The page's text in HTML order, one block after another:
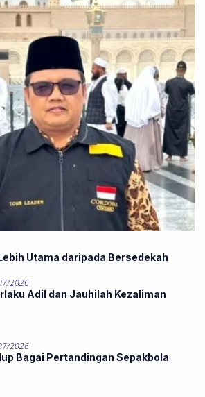
Utama daripada Bersedekah
2026
Adil dan Jauhilah Kezaliman
2026
Bagai Pertandingan Sepakbola